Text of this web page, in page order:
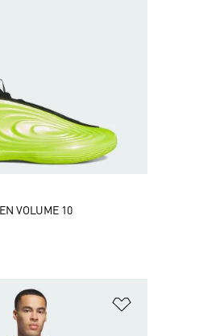
VOLUME 10
produits favoris